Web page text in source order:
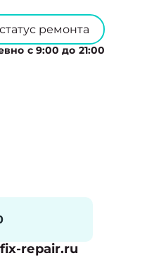
ремонта
с 9:00 до 21:00
repair.ru